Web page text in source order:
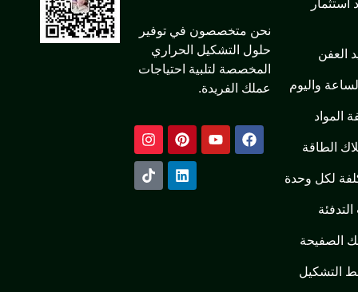
استثمار
العفن
واليوم
المواد
الطاقة
لكل وحدة
الصفيحة
التشكيل
نحن متخصصون في توفير
حلول التشكيل الحراري
المخصصة لتلبية احتياجات
عملك الفريدة.